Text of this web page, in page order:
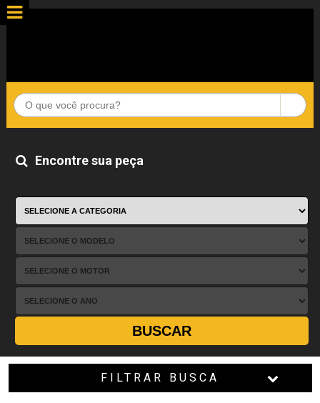
Encontre sua peça
BUSCAR
FILTRAR BUSCA